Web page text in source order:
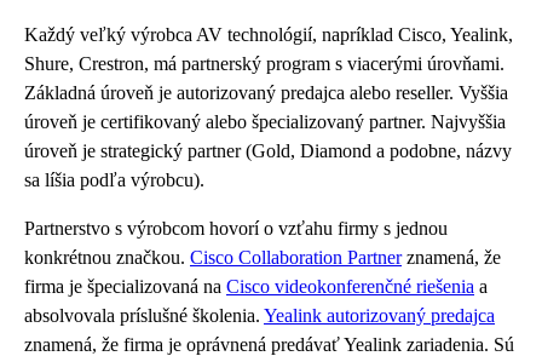
Každý veľký výrobca AV technológií, napríklad Cisco, Yealink,
Shure, Crestron, má partnerský program s viacerými úrovňami.
Základná úroveň je autorizovaný predajca alebo reseller. Vyššia
úroveň je certifikovaný alebo špecializovaný partner. Najvyššia
úroveň je strategický partner (Gold, Diamond a podobne, názvy
sa líšia podľa výrobcu).
Partnerstvo s výrobcom hovorí o vzťahu firmy s jednou
konkrétnou značkou. Cisco Collaboration Partnerznamená, že
firma je špecializovaná na Cisco videokonferenčné riešenia a
absolvovala príslušné školenia. Yealink autorizovaný predajca
znamená, že firma je oprávnená predávať Yealink zariadenia. Sú